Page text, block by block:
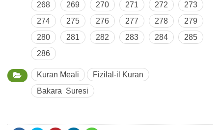
268
269 270 271 272
273
274
275 276 277 278
279
280
281 282 283 284
285
286
Kuran Meali
Fizilal-il Kuran
Bakara Suresi